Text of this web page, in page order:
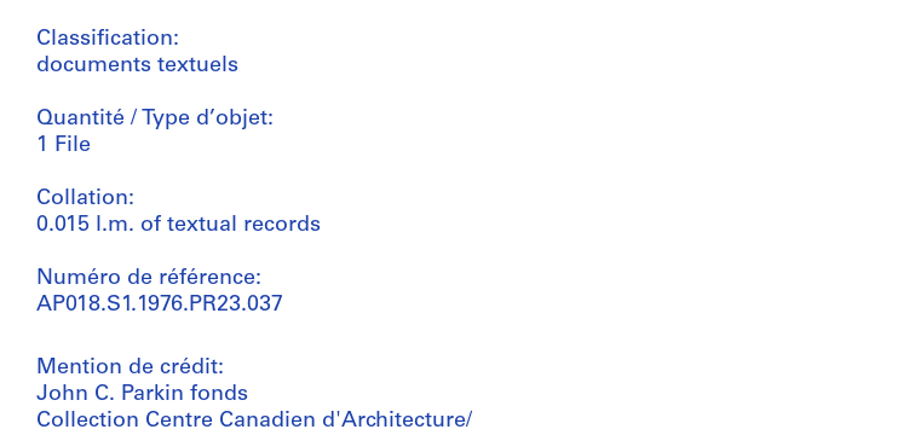
Classification:
documents textuels
Quantité / Type d’objet:
1 File
Collation:
0.015 l.m. of textual records
Numéro de référence:
AP018.S1.1976.PR23.037
Mention de crédit:
John C. Parkin fonds
Collection Centre Canadien d'Architecture/